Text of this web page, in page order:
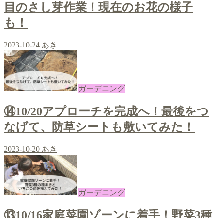
目のさし芽作業！現在のお花の様子
も！
2023-10-24 あき
ガーデニング
⑭10/20アプローチを完成へ！最後をつ
なげて、防草シートも敷いてみた！
2023-10-20 あき
ガーデニング
⑬10/16家庭菜園ゾーンに着手！野菜3種